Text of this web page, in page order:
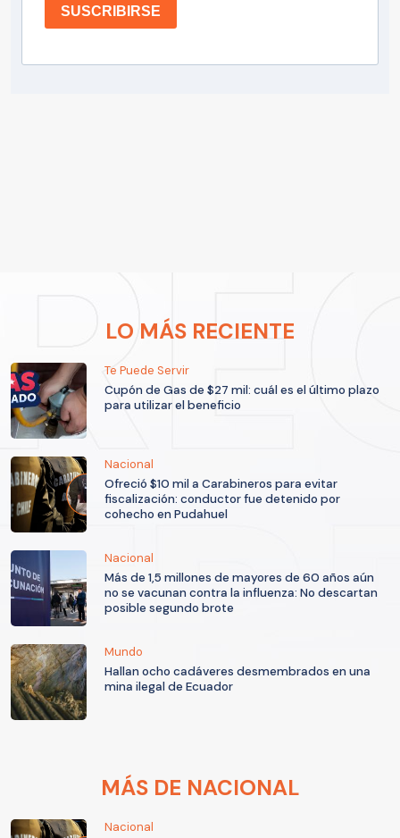
SUSCRIBIRSE
LO MÁS RECIENTE
Te Puede Servir
Cupón de Gas de $27 mil: cuál es el último plazo
para utilizar el beneficio
Nacional
Ofreció $10 mil a Carabineros para evitar
fiscalización: conductor fue detenido por
cohecho en Pudahuel
Nacional
Más de 1,5 millones de mayores de 60 años aún
no se vacunan contra la influenza: No descartan
posible segundo brote
Mundo
Hallan ocho cadáveres desmembrados en una
mina ilegal de Ecuador
MÁS DE NACIONAL
Nacional